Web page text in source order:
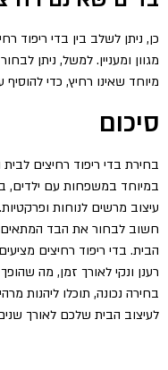
כן, ניתן לשלב בין בדי ריפוד
מגוון ומעניין. למשל, ניתן
מיוחד שאינו רחיץ, כדי להוסיף
סיכום
בחירת בדי ריפוד רחיצים
במיוחד במשפחות עם ילדים,
עיצוב מרשים לנוחות
חשוב לבחור את הבד המתאים
הבית. בדי ריפוד רחיצים
רענן ונקי לאורך זמן, מה
בחירה נכונה, תוכלו ליהנות
לעיצוב הבית שלכם לאורך